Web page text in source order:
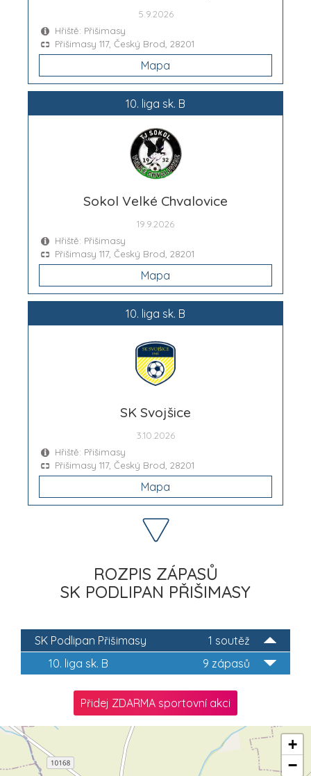
5.9.2026
Hřiště: Přišimasy
Přišimasy 117, Český Brod, 28201
Mapa
10. liga sk. B
Sokol Velké Chvalovice
19.9.2026
Hřiště: Přišimasy
Přišimasy 117, Český Brod, 28201
Mapa
10. liga sk. B
SK Svojšice
3.10.2026
Hřiště: Přišimasy
Přišimasy 117, Český Brod, 28201
Mapa
ROZPIS ZÁPASŮ
SK PODLIPAN PŘIŠIMASY
1 soutěž
SK Podlipan Přišimasy
9 zápasů
10. liga sk. B
Přidej ZDARMA sportovní akci
+
−